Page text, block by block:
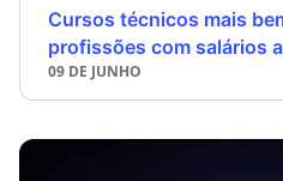
Cursos técnicos mais
profissões com salários
09 DE JUNHO